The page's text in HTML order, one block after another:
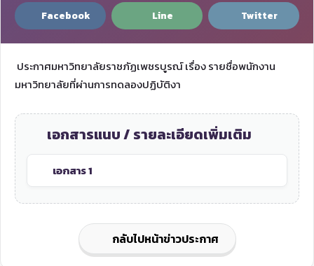
Facebook Line Twitter
ประกาศมหาวิทยาลัยราชภัฏเพชรบูรณ์ เรื่อง รายชื่อพนักงาน
มหาวิทยาลัยที่ผ่านการทดลองปฏิบัติงา
เอกสารแนบ / รายละเอียดเพิ่มเติม
เอกสาร 1
กลับไปหน้าข่าวประกาศ